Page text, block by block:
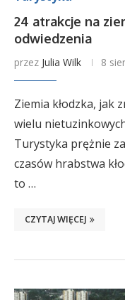
24 atrakcje na
odwiedzenia
przez Julia Wilk 8
Ziemia kłodzka, jak
wielu
Turystyka prężnie
czasów hrabstwa
to …
CZYTAJ WIĘCEJ